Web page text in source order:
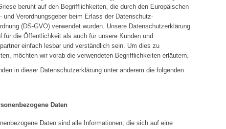
beruht auf den Begrifflichkeiten, die durch den Europäischen
und Verordnungsgeber beim Erlass der Datenschutz-
(DS-GVO) verwendet wurden. Unsere Datenschutzerklärung
für die Öffentlichkeit als auch für unsere Kunden und
einfach lesbar und verständlich sein. Um dies zu
möchten wir vorab die verwendeten Begrifflichkeiten erläutern.
in dieser Datenschutzerklärung unter anderem die folgenden
Daten
Daten sind alle Informationen, die sich auf eine